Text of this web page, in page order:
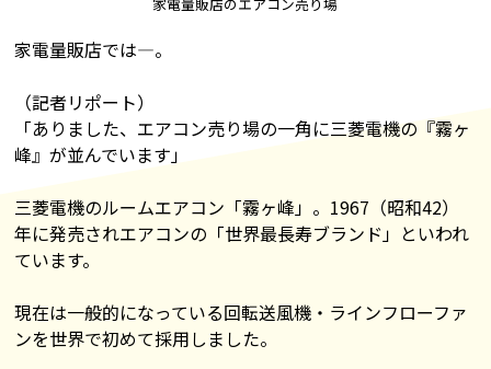
家電量販店では―。
（記者リポート）
「ありました、エアコン売り場の一角に三菱電機の『霧ヶ
峰』が並んでいます」
三菱電機のルームエアコン「霧ヶ峰」。1967（昭和42）
年に発売されエアコンの「世界最長寿ブランド」といわれ
ています。
現在は一般的になっている回転送風機・ラインフローファ
ンを世界で初めて採用しました。